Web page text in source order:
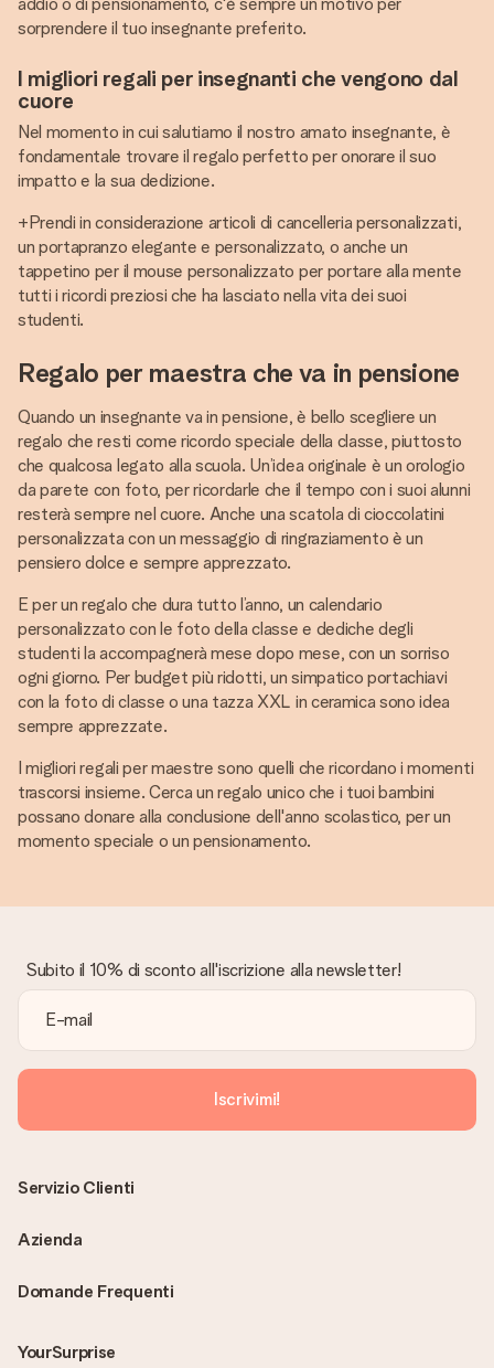
sorprendere il tuo insegnante preferito.
I migliori regali per insegnanti che vengono dal
cuore
Nel momento in cui salutiamo il nostro amato insegnante, è
fondamentale trovare il regalo perfetto per onorare il suo
impatto e la sua dedizione.
+Prendi in considerazione articoli di cancelleria personalizzati,
un portapranzo elegante e personalizzato, o anche un
tappetino per il mouse personalizzato per portare alla mente
tutti i ricordi preziosi che ha lasciato nella vita dei suoi
studenti.
Regalo per maestra che va in pensione
Quando un insegnante va in pensione, è bello scegliere un
regalo che resti come ricordo speciale della classe, piuttosto
che qualcosa legato alla scuola. Un’idea originale è un orologio
da parete con foto, per ricordarle che il tempo con i suoi alunni
resterà sempre nel cuore. Anche una scatola di cioccolatini
personalizzata con un messaggio di ringraziamento è un
pensiero dolce e sempre apprezzato.
E per un regalo che dura tutto l’anno, un calendario
personalizzato con le foto della classe e dediche degli
studenti la accompagnerà mese dopo mese, con un sorriso
ogni giorno. Per budget più ridotti, un simpatico portachiavi
con la foto di classe o una tazza XXL in ceramica sono idea
sempre apprezzate.
I migliori regali per maestre sono quelli che ricordano i momenti
trascorsi insieme. Cerca un regalo unico che i tuoi bambini
possano donare alla conclusione dell'anno scolastico, per un
momento speciale o un pensionamento.
Subito il 10% di sconto all'iscrizione alla newsletter!
Iscrivimi!
Domande Frequenti
YourSurprise
Servizio Clienti
Azienda